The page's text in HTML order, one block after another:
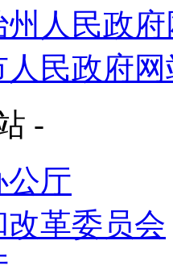
人民政
人民政府网
-
公厅
革委员会